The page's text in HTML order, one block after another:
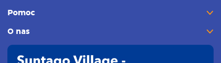
Pomoc
O nas